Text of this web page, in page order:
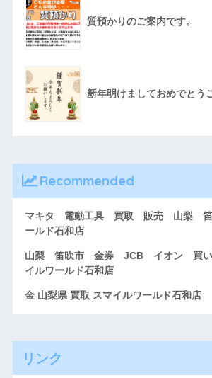
質預かりのご案内です。
新年明けましておめでとう
Recommended
マキタ 電動工具 買取 販売 山梨 笛
ールド石和店
山梨 笛吹市 金券 JCB イオン 買
イルワールド石和店
金 山梨県 買取 スマイルワールド石和店
リンク